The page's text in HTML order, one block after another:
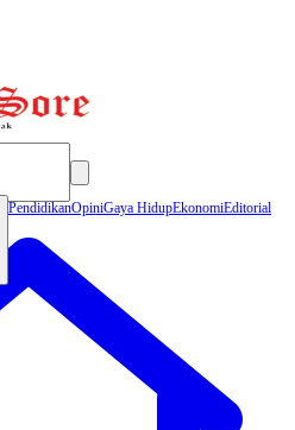
PendidikanOpiniGaya HidupEkonomiEditorial